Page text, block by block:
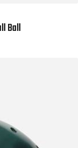
Ball